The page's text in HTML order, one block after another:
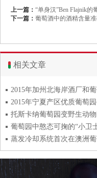
上一篇： “单身汉”Ben Flajnik的
下一篇： 葡萄酒中的酒精含量
相关文章
2015年加州北海岸酒厂和
2015年宁夏产区优质葡萄
托斯卡纳葡萄园变野生动物
葡萄园中憨态可掬的“小卫
蒸发冷却系统首次在澳洲